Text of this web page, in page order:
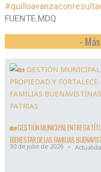
FUENTE.MDQ
-
🏡 GESTIÓN MUNICIPAL ENTREGA
BIENESTAR DE LAS FAMILIAS
30 de julio de 2026